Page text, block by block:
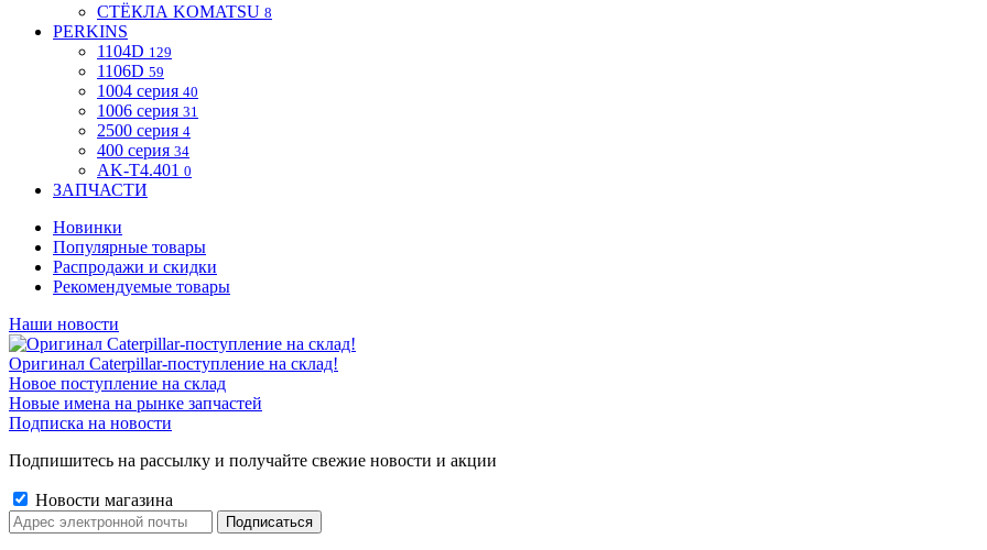
СТЁКЛА KOMATSU 8
PERKINS
1104D 129
1106D 59
1004 серия 40
1006 серия 31
2500 серия 4
400 серия 34
AK-T4.401 0
ЗАПЧАСТИ
Новинки
Популярные товары
Распродажи и скидки
Рекомендуемые товары
Наши новости
Оригинал Caterpillar-поступление на склад!
Новое поступление на склад
Новые имена на рынке запчастей
Подписка на новости
Подпишитесь на рассылку и получайте свежие новости и акции
Новости магазина